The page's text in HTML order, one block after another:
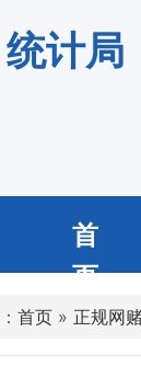
统计局
首
页
首页 » 正规网